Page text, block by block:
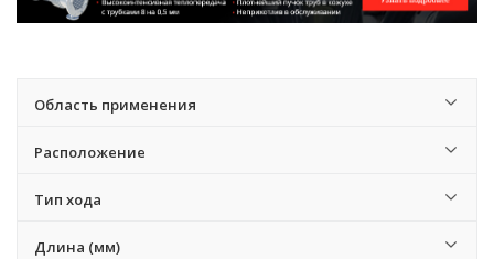
Область применения
Расположение
Тип хода
Длина (мм)